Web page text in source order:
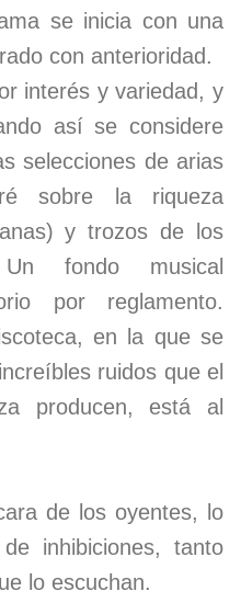
se inicia con una
con anterioridad.
interés y variedad, y
así se considere
selecciones de arias
sobre la riqueza
y trozos de los
fondo musical
por reglamento.
en la que se
ruidos que el
producen, está al
de los oyentes, lo
inhibiciones, tanto
lo escuchan.